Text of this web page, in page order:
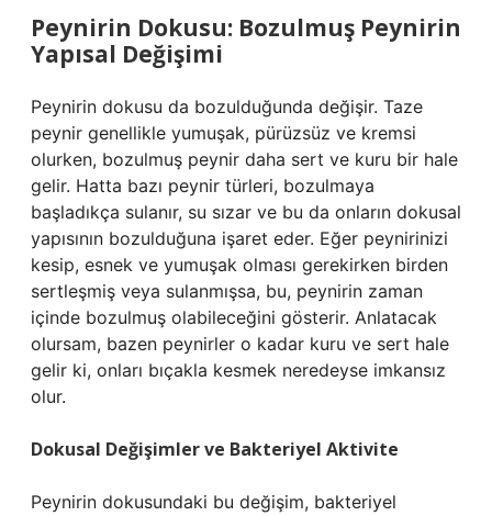
Peynirin Dokusu: Bozulmuş Peynirin
Yapısal Değişimi
Peynirin dokusu da bozulduğunda değişir. Taze
peynir genellikle yumuşak, pürüzsüz ve kremsi
olurken, bozulmuş peynir daha sert ve kuru bir hale
gelir. Hatta bazı peynir türleri, bozulmaya
başladıkça sulanır, su sızar ve bu da onların dokusal
yapısının bozulduğuna işaret eder. Eğer peynirinizi
kesip, esnek ve yumuşak olması gerekirken birden
sertleşmiş veya sulanmışsa, bu, peynirin zaman
içinde bozulmuş olabileceğini gösterir. Anlatacak
olursam, bazen peynirler o kadar kuru ve sert hale
gelir ki, onları bıçakla kesmek neredeyse imkansız
olur.
Dokusal Değişimler ve Bakteriyel Aktivite
Peynirin dokusundaki bu değişim, bakteriyel